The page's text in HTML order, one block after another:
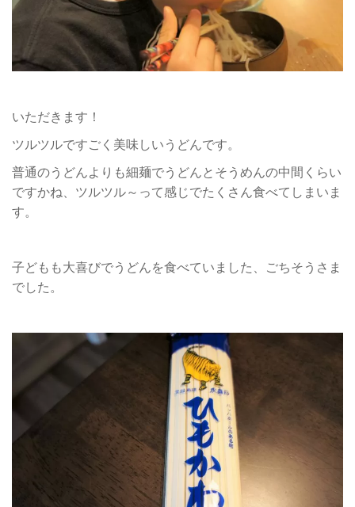
いただきます！
ツルツルですごく美味しいうどんです。
普通のうどんよりも細麺でうどんとそうめんの中間くらい
ですかね、ツルツル～って感じでたくさん食べてしまいま
す。
子どもも大喜びでうどんを食べていました、ごちそうさま
でした。